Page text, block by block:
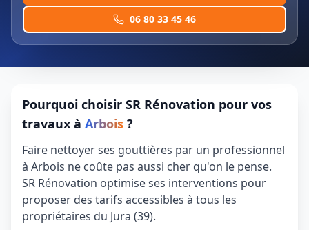
06 80 33 45 46
Pourquoi choisir SR Rénovation pour vos
travaux à Arbois ?
Faire nettoyer ses gouttières par un professionnel
à Arbois ne coûte pas aussi cher qu'on le pense.
SR Rénovation optimise ses interventions pour
proposer des tarifs accessibles à tous les
propriétaires du Jura (39).